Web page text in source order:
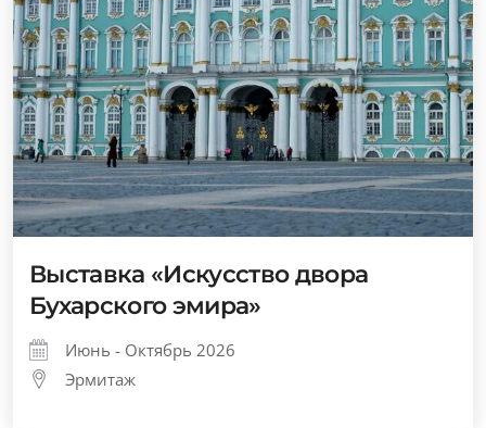
Выставка «Искусство двора
Бухарского эмира»
Июнь - Октябрь 2026
Эрмитаж